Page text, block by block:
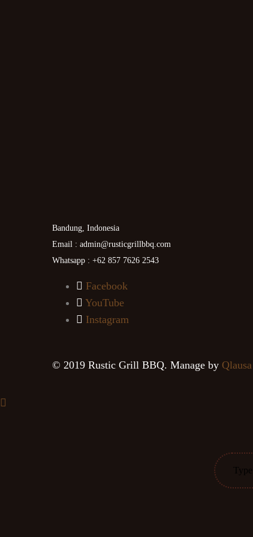
Bandung, Indonesia
Email : admin@rusticgrillbbq.com
Whatsapp : +62 857 7626 2543
Facebook
YouTube
Instagram
© 2019 Rustic Grill BBQ. Manage by Qlausa